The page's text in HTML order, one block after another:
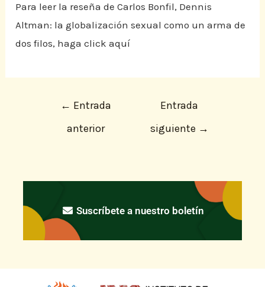
Para leer la reseña de Carlos Bonfil, Dennis
Altman: la globalización sexual como un arma de
dos filos, haga click aquí
← Entrada
anterior
Entrada
siguiente →
Suscríbete a nuestro boletín